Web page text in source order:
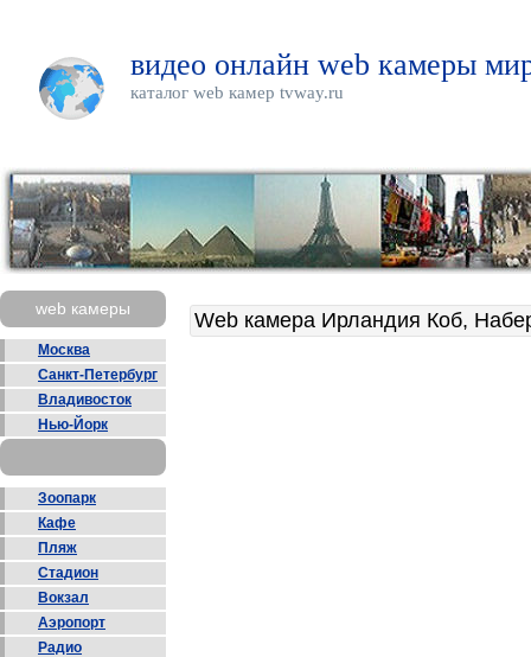
видео онлайн web камеры
каталог web камер tvway.ru
web камеры
Москва
Санкт-Петербург
Владивосток
Нью-Йорк
Зоопарк
Кафе
Пляж
Стадион
Вокзал
Аэропорт
Радио
Web камера Ирландия Коб,